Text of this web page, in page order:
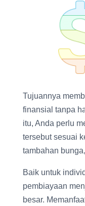
Tujuannya
finansial tanpa
itu, Anda perlu
tersebut sesuai
tambahan
Baik untuk
pembiayaan
besar.